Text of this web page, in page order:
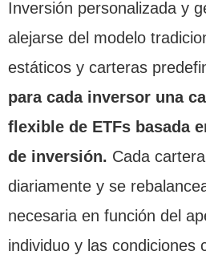
Inversión personalizada y
alejarse del modelo
estáticos y carteras
para cada inversor una
flexible de ETFs basada
de inversión. Cada
diariamente y se
necesaria en función del
individuo y las condiciones